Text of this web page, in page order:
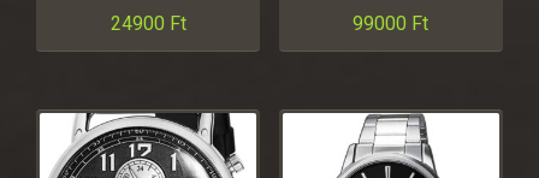
24900 Ft 99000 Ft